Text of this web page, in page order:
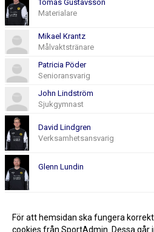
Tomas Gustavsson
Materialare
Mikael Krantz
Målvaktstränare
Patricia Pöder
Senioransvarig
John Lindström
Sjukgymnast
David Lindgren
Verksamhetsansvarig
Glenn Lundin
För att hemsidan ska fungera
cookies från SportAdmin. Dessa går